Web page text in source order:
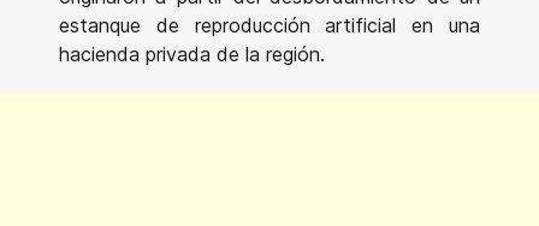
estanque de reproducción artificial en una
hacienda privada de la región.